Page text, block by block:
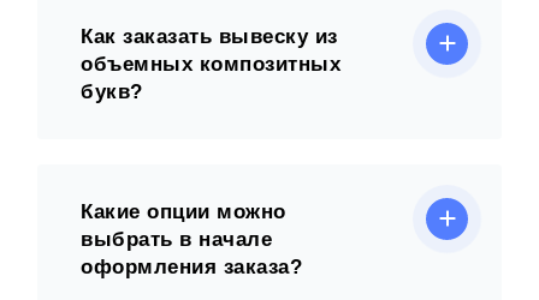
Как заказать вывеску из
объемных композитных
букв?
Какие опции можно
выбрать в начале
оформления заказа?